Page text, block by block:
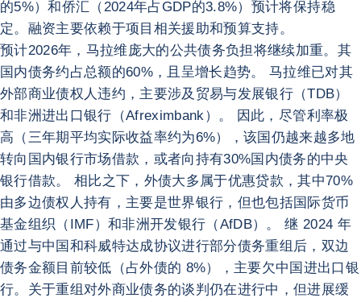
的5%）和侨汇（2024年占GDP的3.8%）预计将保持稳
定。融资主要依赖于项目相关援助和预算支持。
预计2026年，马拉维庞大的公共债务负担将继续加重。其
国内债务约占总额的60%，且呈增长趋势。 马拉维已对其
外部商业债权人违约，主要涉及贸易与发展银行（TDB）
和非洲进出口银行（Afreximbank）。 因此，尽管利率极
高（三年期平均实际收益率约为6%），该国仍越来越多地
转向国内银行市场借款，或者向持有30%国内债务的中央
银行借款。 相比之下，外债大多属于优惠贷款，其中70%
由多边债权人持有，主要是世界银行，但也包括国际货币
基金组织（IMF）和非洲开发银行（AfDB）。 继 2024 年
通过与中国和科威特达成协议进行部分债务重组后，双边
债务金额目前较低（占外债的 8%），主要欠中国进出口银
行。关于重组对外商业债务的谈判仍在进行中，但进展缓